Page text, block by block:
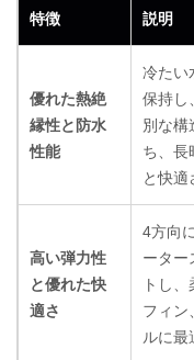
特徴 説明
優れた熱絶
縁性と防水
性能
冷たい
保持し
別な構
ち、長
と快適
高い弾力性
と優れた快
適さ
4方向
ーター
トし
フィン
ルに最